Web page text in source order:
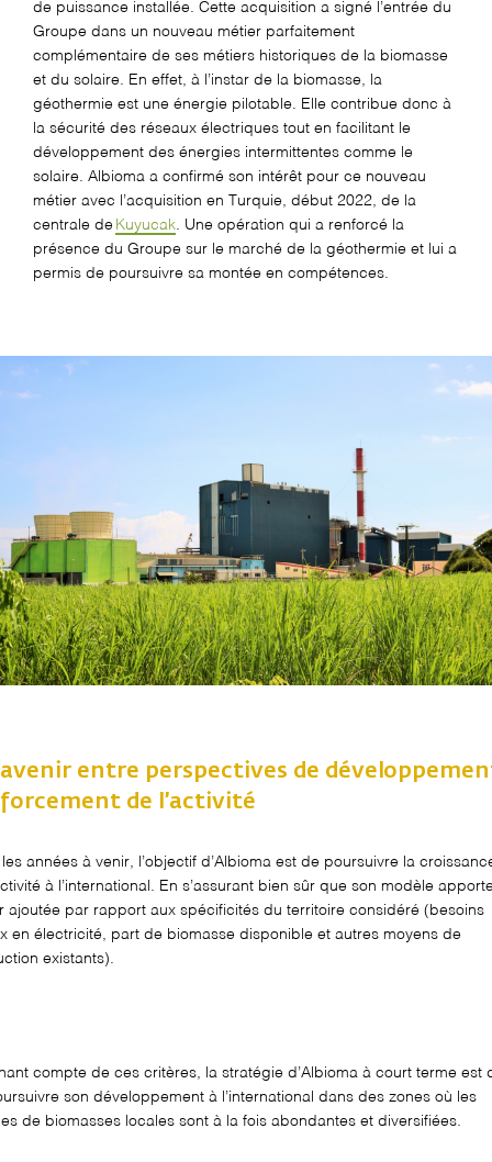
de puissance installée. Cette acquisition a signé l’entrée du
Groupe dans un nouveau métier parfaitement
complémentaire de ses métiers historiques de la biomasse
et du solaire. En effet, à l’instar de la biomasse, la
géothermie est une énergie pilotable. Elle contribue donc à
la sécurité des réseaux électriques tout en facilitant le
développement des énergies intermittentes comme le
solaire. Albioma a confirmé son intérêt pour ce nouveau
métier avec l’acquisition en Turquie, début 2022, de la
centrale de Kuyucak. Une opération qui a renforcé la
présence du Groupe sur le marché de la géothermie et lui a
permis de poursuivre sa montée en compétences.
entre perspectives de
de l’activité
années à venir, l’objectif d’Albioma est de poursuivre la
à l’international. En s’assurant bien sûr que son modèle
ajoutée par rapport aux spécificités du territoire considéré ( besoins
en électricité, part de biomasse disponible et autres moyens de
existants).
compte de ces critères, la stratégie d’Albioma à court terme est
son développement à l’international dans des zones où les
de biomasses locales sont à la fois abondantes et diversifiées.